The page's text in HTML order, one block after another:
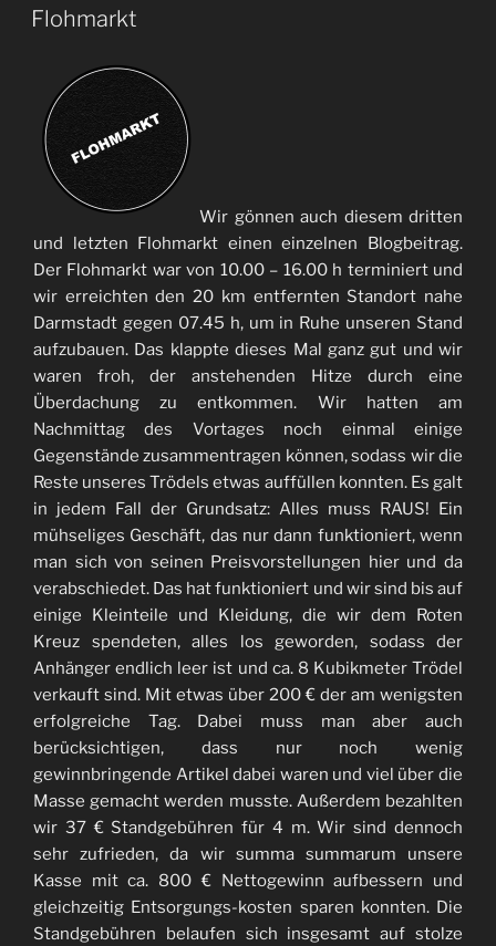
AM
Flohmarkt
Wir gönnen auch diesem dritten
und letzten Flohmarkt einen einzelnen Blogbeitrag.
Der Flohmarkt war von 10.00 – 16.00 h terminiert und
wir erreichten den 20 km entfernten Standort nahe
Darmstadt gegen 07.45 h, um in Ruhe unseren Stand
aufzubauen. Das klappte dieses Mal ganz gut und wir
waren froh, der anstehenden Hitze durch eine
Überdachung zu entkommen. Wir hatten am
Nachmittag des Vortages noch einmal einige
Gegenstände zusammentragen können, sodass wir die
Reste unseres Trödels etwas auffüllen konnten. Es galt
in jedem Fall der Grundsatz: Alles muss RAUS! Ein
mühseliges Geschäft, das nur dann funktioniert, wenn
man sich von seinen Preisvorstellungen hier und da
verabschiedet. Das hat funktioniert und wir sind bis auf
einige Kleinteile und Kleidung, die wir dem Roten
Kreuz spendeten, alles los geworden, sodass der
Anhänger endlich leer ist und ca. 8 Kubikmeter Trödel
verkauft sind. Mit etwas über 200 € der am wenigsten
erfolgreiche Tag. Dabei muss man aber auch
berücksichtigen, dass nur noch wenig
gewinnbringende Artikel dabei waren und viel über die
Masse gemacht werden musste. Außerdem bezahlten
wir 37 € Standgebühren für 4 m. Wir sind dennoch
sehr zufrieden, da wir summa summarum unsere
Kasse mit ca. 800 € Nettogewinn aufbessern und
gleichzeitig Entsorgungs-kosten sparen konnten. Die
Standgebühren belaufen sich insgesamt auf stolze